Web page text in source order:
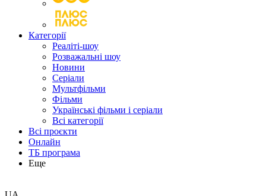
Категорії
Реаліті-шоу
Розважальні шоу
Новини
Серіали
Мультфільми
Фільми
Українські фільми і серіали
Всі категорії
Всі проєкти
Онлайн
ТБ програма
Еще